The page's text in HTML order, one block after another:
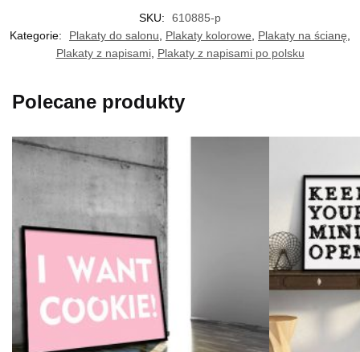
SKU:
610885-p
Kategorie:
Plakaty do salonu Plakaty kolorowe Plakaty na ścianę
Plakaty z napisami, Plakaty z napisami po polsku
Polecane produkty